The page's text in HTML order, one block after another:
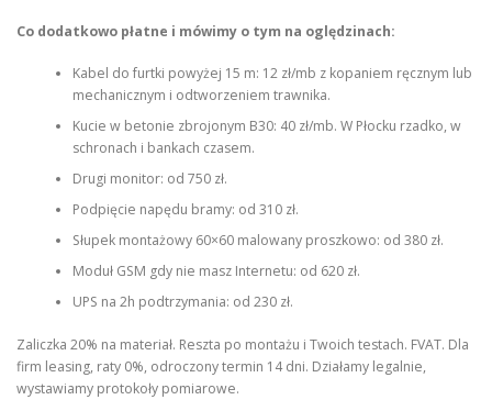
Co dodatkowo płatne i mówimy o tym na oględzinach:
Kabel do furtki powyżej 15 m: 12 zł/mb z kopaniem ręcznym lub
mechanicznym i odtworzeniem trawnika.
Kucie w betonie zbrojonym B30: 40 zł/mb. W Płocku rzadko, w
schronach i bankach czasem.
Drugi monitor: od 750 zł.
Podpięcie napędu bramy: od 310 zł.
Słupek montażowy 60×60 malowany proszkowo: od 380 zł.
Moduł GSM gdy nie masz Internetu: od 620 zł.
UPS na 2h podtrzymania: od 230 zł.
Zaliczka 20% na materiał. Reszta po montażu i Twoich testach. FVAT. Dla
firm leasing, raty 0%, odroczony termin 14 dni. Działamy legalnie,
wystawiamy protokoły pomiarowe.